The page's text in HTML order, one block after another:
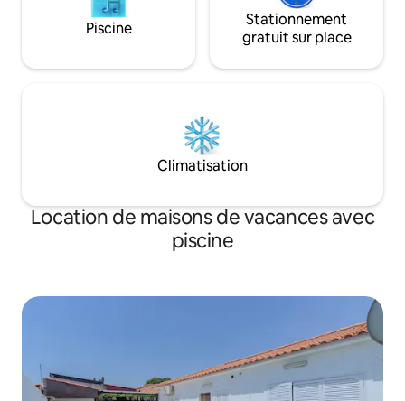
Piscine
Stationnement
gratuit sur place
Climatisation
Location de maisons de vacances avec
piscine